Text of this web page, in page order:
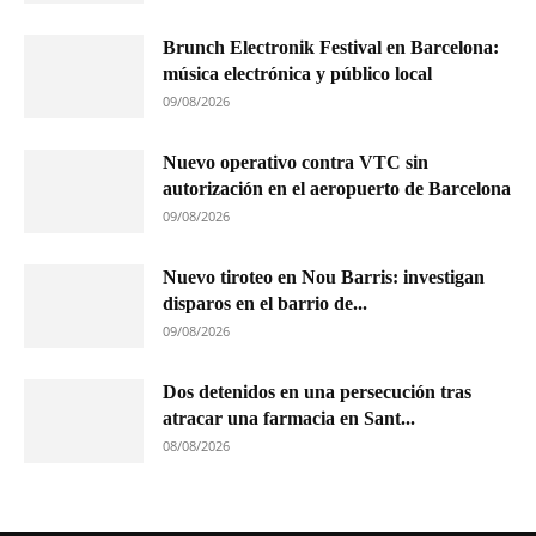
Brunch Electronik Festival en Barcelona:
música electrónica y público local
09/08/2026
Nuevo operativo contra VTC sin
autorización en el aeropuerto de Barcelona
09/08/2026
Nuevo tiroteo en Nou Barris: investigan
disparos en el barrio de...
09/08/2026
Dos detenidos en una persecución tras
atracar una farmacia en Sant...
08/08/2026